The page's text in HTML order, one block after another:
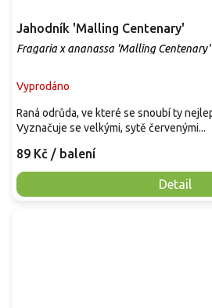
Jahodník 'Malling Centenary'
Fragaria x ananassa 'Malling Centenary'
Vyprodáno
89 Kč / balení
Detail
Raná odrůda, ve které se snoubí ty
Vyznačuje se velkými, sytě červenými...